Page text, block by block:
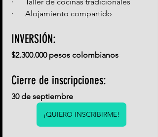
·      Taller de cocinas tradicionales
·      Alojamiento compartido
INVERSIÓN:
$2.300.000 pesos colombianos
Cierre de inscripciones:
30 de septiembre
¡QUIERO INSCRIBIRME!